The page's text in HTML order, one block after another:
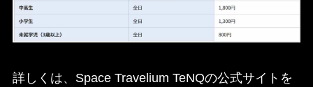
詳しくは、Space Travelium TeNQの公式サイトを